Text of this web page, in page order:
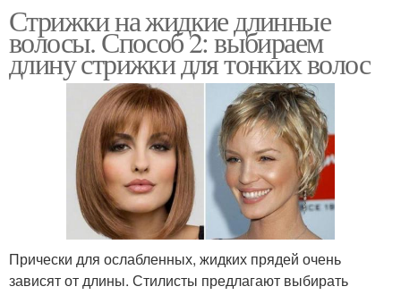
Стрижки на жидкие длинные
волосы. Способ 2: выбираем
длину стрижки для тонких волос
Прически для ослабленных, жидких прядей очень
зависят от длины. Стилисты предлагают выбирать